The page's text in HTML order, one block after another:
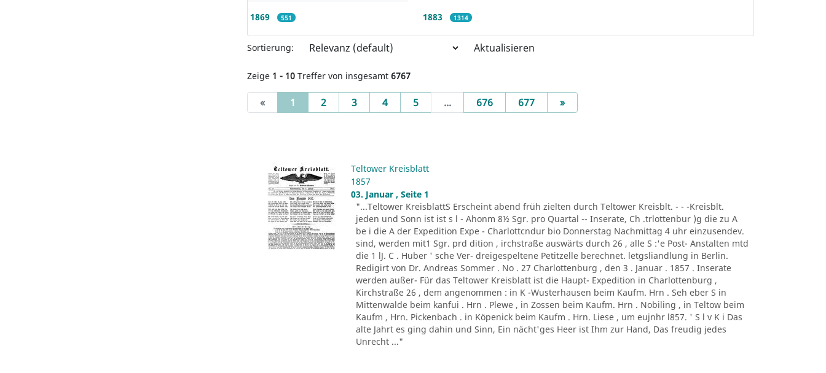
1869 551 1883 1314
Sortierung: Aktualisieren
Zeige 1 - 10 Treffer von insgesamt 6767
« 1 (current)
2 3 4 5 ... 676 677 »Next
Teltower Kreisblatt
1857
03. Januar , Seite 1
"...Teltower KreisblattS Erscheint abend früh zielten durch Teltower Kreisblt. - - -Kreisblt.
jeden und Sonn ist ist s l - Ahonm 8½ Sgr. pro Quartal -- Inserate, Ch .trlottenbur )g die zu A
be i die A der Expedition Expe - Charlottcndur bio Donnerstag Nachmittag 4 uhr einzusendev.
sind, werden mit1 Sgr. prd dition , irchstraße auswärts durch 26 , alle S :'e Post- Anstalten mtd
die 1 lJ. C . Huber ' sche Ver- dreigespeltene Petitzelle berechnet. letgsliandlung in Berlin.
Redigirt von Dr. Andreas Sommer . No . 27 Charlottenburg , den 3 . Januar . 1857 . Inserate
werden außer- Für das Teltower Kreisblatt ist die Haupt- Expedition in Charlottenburg ,
Kirchstraße 26 , dem angenommen : in K -Wusterhausen beim Kaufm. Hrn . Seh eber S in
Mittenwalde beim kanfui . Hrn . Plewe , in Zossen beim Kaufm. Hrn . Nobiling , in Teltow beim
Kaufm , Hrn. Pickenbach . in Köpenick beim Kaufm . Hrn. Liese , um eujnhr l857. ' S l v K i Das
alte Jahrt es ging dahin und Sinn, Ein nächt'ges Heer ist Ihm zur Hand, Das freudig jedes
Unrecht ..."